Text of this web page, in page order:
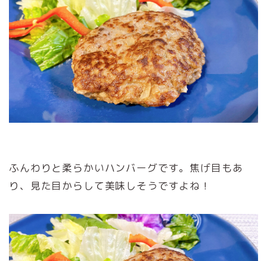
ふんわりと柔らかいハンバーグです。焦げ目もあ
り、見た目からして美味しそうですよね！